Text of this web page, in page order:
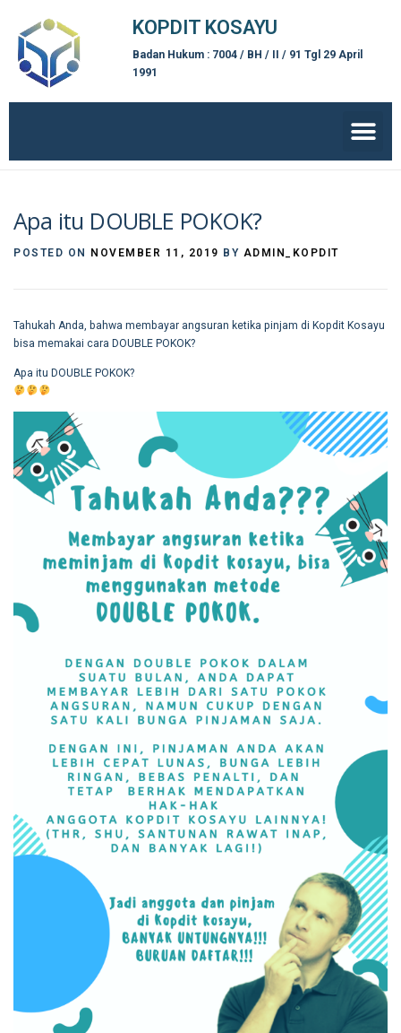
KOPDIT KOSAYU
Badan Hukum : 7004 / BH / II / 91 Tgl 29 April
1991
Apa itu DOUBLE POKOK?
POSTED ON NOVEMBER 11, 2019 BY ADMIN_KOPDIT
Tahukah Anda, bahwa membayar angsuran ketika pinjam di Kopdit Kosayu
bisa memakai cara DOUBLE POKOK?
Apa itu DOUBLE POKOK?